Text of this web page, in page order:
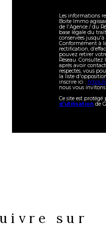
Les informations
Boite Immo
de l'Agence / du
base légale du
conservées
Conformément à
rectification,
pouvez retirer
Réseau. Consultez
après avoir
respectés, vous
la liste
inscrire ici :
nous vous invitons
Ce site est protégé
d'utilisationde
sur